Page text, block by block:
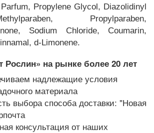
Propylene Glycol, Diazolidinyl
Propylparaben,
Sodium Сhloride, Coumarin,
d-Limonene.
Рослин» на рынке более 20 лет
надлежащие условия
материала
выбора способа доставки: "Новая
консультация от наших